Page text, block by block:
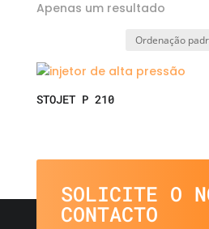
Apenas um resultado
STOJET P 210
SOLICITE O
CONTACTO